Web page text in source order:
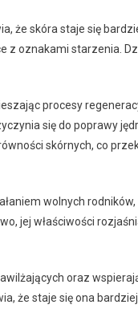
że skóra staje się
z oznakami starzenia.
procesy
się do poprawy
skórnych, co
wolnych
jej właściwości
oraz
że staje się ona